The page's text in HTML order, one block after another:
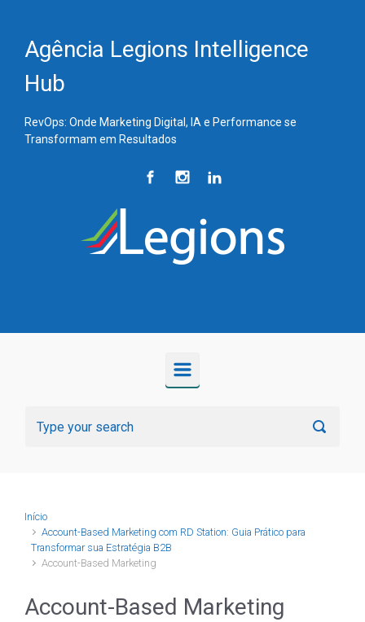
Agência Legions Intelligence
Hub
RevOps: Onde Marketing Digital, IA e Performance se
Transformam em Resultados
Início
Account-Based Marketing com RD Station: Guia Prático para
Transformar sua Estratégia B2B
Account-Based Marketing
Account-Based Marketing